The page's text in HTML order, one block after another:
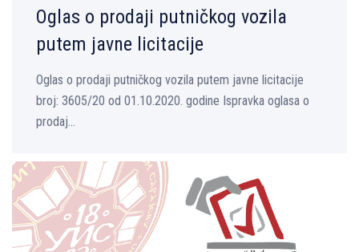
Oglas o prodaji putničkog vozila
putem javne licitacije
Oglas o prodaji putničkog vozila putem javne licitacije
broj: 3605/20 od 01.10.2020. godine Ispravka oglasa o
prodaj...